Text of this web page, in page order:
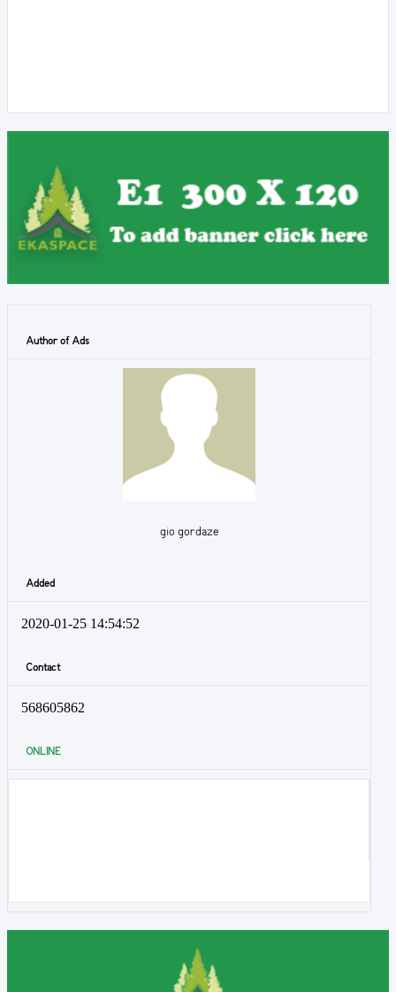
Author of Ads
gio gordaze
Added
2020-01-25 14:54:52
Contact
568605862
ONLINE